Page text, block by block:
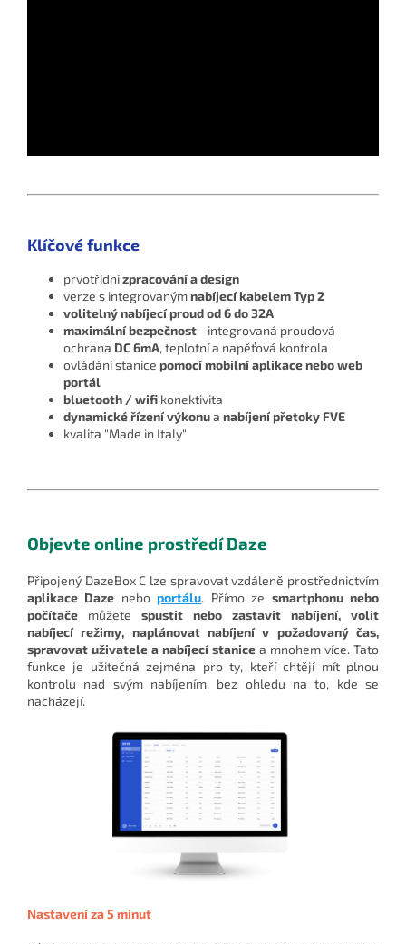
Klíčové funkce
prvotřídnízpracování a design
verze s integrovanýmnabíjecí kabelem Typ 2
volitelný nabíjecí proud od 6 do 32A
maximální bezpečnost - integrovaná proudová
ochrana DC 6mA, teplotní a napěťová kontrola
ovládání stanice pomocí mobilní aplikace nebo web
portál
bluetooth / wifi konektivita
dynamické řízení výkonua nabíjení přetoky FVE
kvalita "Made in Italy"
Objevte online prostředí Daze
Připojený DazeBox C lze spravovat vzdáleně prostřednictvím
aplikace Daze neboportálu. Přímo ze smartphonu nebo
počítače můžete spustit nebo zastavit nabíjení, volit
nabíjecí režimy, naplánovat nabíjení v požadovaný čas,
spravovat uživatele a nabíjecí stanice a mnohem více. Tato
funkce je užitečná zejména pro ty, kteří chtějí mít plnou
kontrolu nad svým nabíjením, bez ohledu na to, kde se
nacházejí.
Nastavení za 5 minut